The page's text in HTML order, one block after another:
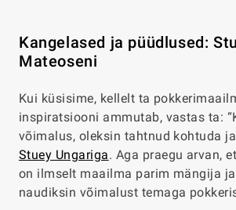
Kangelased ja püüdlused:
Mateoseni
Kui küsisime, kellelt ta
inspiratsiooni ammutab, vastas ta:
võimalus, oleksin tahtnud kohtuda
Stuey Ungariga. Aga praegu arvan,
on ilmselt maailma parim mängija
naudiksin võimalust temaga